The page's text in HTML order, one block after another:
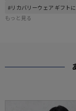
#リカバリーウェア ギフト
もっと見る